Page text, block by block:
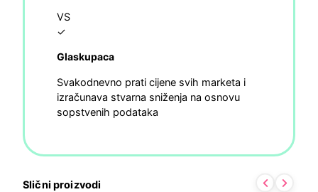
VS
✓
Glaskupaca
Svakodnevno prati cijene svih marketa i
izračunava stvarna sniženja na osnovu
sopstvenih podataka
Slični proizvodi